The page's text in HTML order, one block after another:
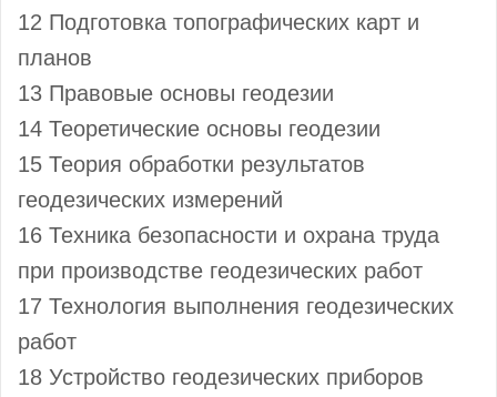
12 Подготовка топографических карт и
планов
13 Правовые основы геодезии
14 Теоретические основы геодезии
15 Теория обработки результатов
геодезических измерений
16 Техника безопасности и охрана труда
при производстве геодезических работ
17 Технология выполнения геодезических
работ
18 Устройство геодезических приборов